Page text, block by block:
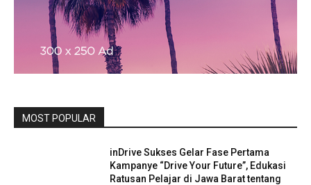
MOST POPULAR
inDrive Sukses Gelar Fase Pertama
Kampanye “Drive Your Future”, Edukasi
Ratusan Pelajar di Jawa Barat tentang